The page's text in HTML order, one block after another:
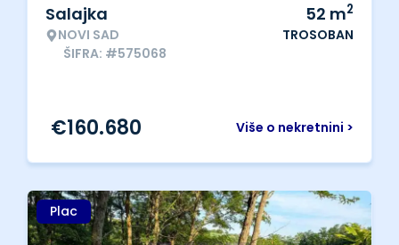
Salajka
NOVI SAD
ŠIFRA: #575068
52 m2
TROSOBAN
Više o nekretnini >
€160.680
Plac